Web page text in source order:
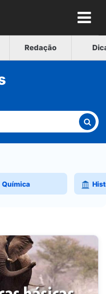
Redação
Química